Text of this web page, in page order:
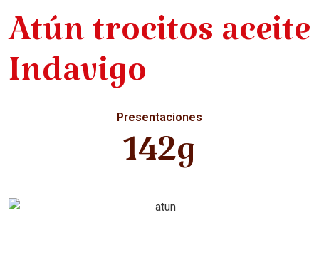
Atún trocitos aceite
Indavigo
Presentaciones
142g